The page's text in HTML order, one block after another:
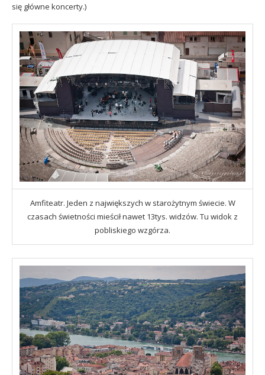
się główne koncerty.)
Amfiteatr. Jeden z największych w starożytnym świecie. W
czasach świetności mieścił nawet 13tys. widzów. Tu widok z
pobliskiego wzgórza.